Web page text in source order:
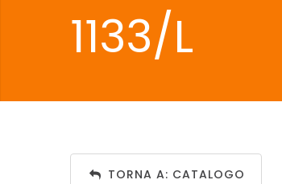
1133/L
TORNA A: CATALOGO